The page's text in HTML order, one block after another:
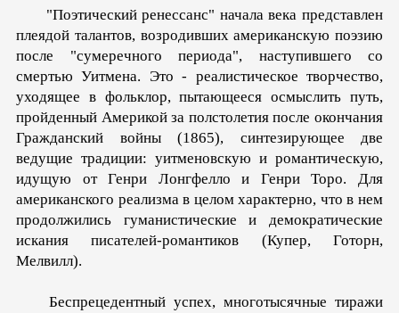
"Поэтический ренессанс" начала века представлен
плея­дой талантов, возродивших американскую поэзию
после "сумеречного периода", наступившего со
смертью Уитмена. Это - реалистическое творчество,
уходящее в фольклор, пы­тающееся осмыслить путь,
пройденный Америкой за полстолетия после окончания
Гражданский войны (1865), синтезирующее две
ведущие традиции: уитменовскую и романтическую,
иду­щую от Генри Лонгфелло и Генри Торо. Для
американского реализма в целом характерно, что в нем
продолжились гума­нистические и демократические
искания писателей-романти­ков (Купер, Готорн,
Мелвилл).
Беспрецедентный успех, многотысячные тиражи